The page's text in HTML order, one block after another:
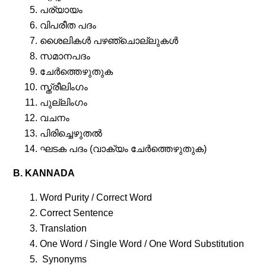
പര്യായം
വിപരീത പദം
ശൈലികൾ പഴഞ്ചൊല്ലുകൾ
സമാനപദം
ചേർത്തെഴുതുക
സ്ത്രീലിംഗം
പുല്ലിംഗം
വചനം
പിരിച്ചെഴുതൽ
ഘടക പദം (വാക്യം ചേർത്തെഴുതുക)
B. KANNADA
Word Purity / Correct Word
Correct Sentence
Translation
One Word / Single Word / One Word Substitution
Synonyms